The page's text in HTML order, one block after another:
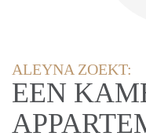
ALEYNA ZOEKT:
EEN